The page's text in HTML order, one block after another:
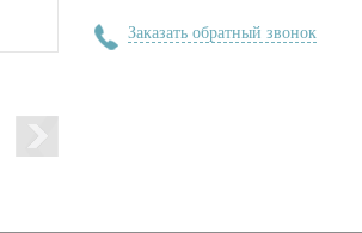
Заказать обратный звонок